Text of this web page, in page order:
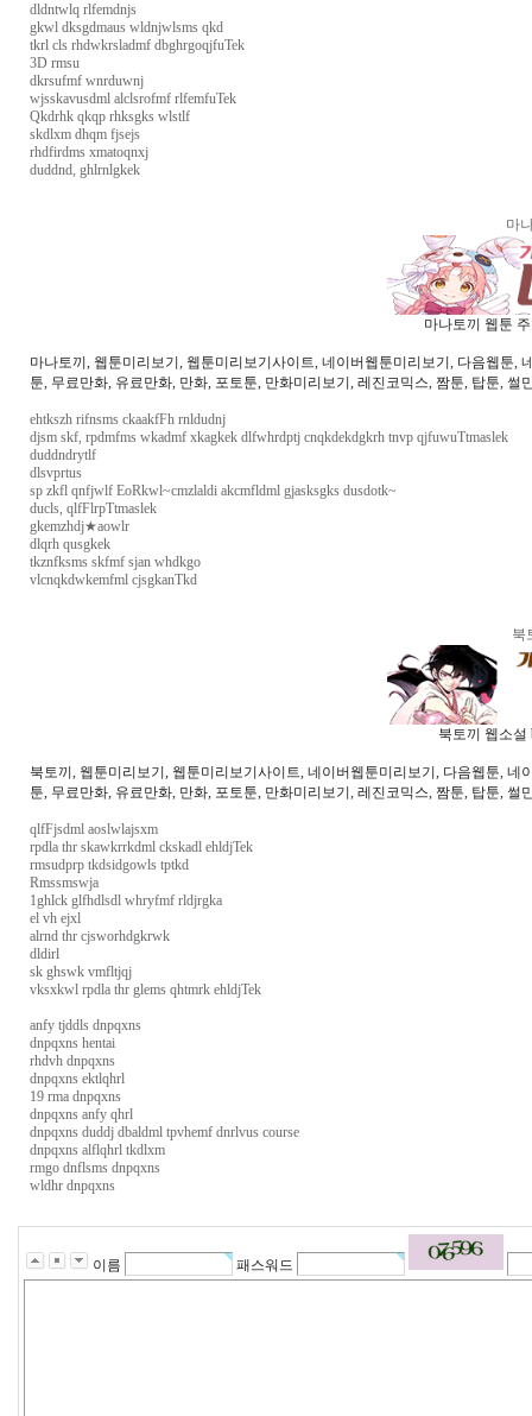
dldntwlq rlfemdnjs
gkwl dksgdmaus wldnjwlsms qkd
tkrl cls rhdwkrsladmf dbghrgoqjfuTek
3D rmsu
dkrsufmf wnrduwnj
wjsskavusdml alclsrofmf rlfemfuTek
Qkdrhk qkqp rhksgks wlstlf
skdlxm dhqm fjsejs
rhdfirdms xmatoqnxj
duddnd, ghlrnlgkek
마
마나토끼 웹툰
마나토끼, 웹툰미리보기, 웹툰미리보기사이트, 네이버웹툰미리보기, 다음웹툰,
툰, 무료만화, 유료만화, 만화, 포토툰, 만화미리보기, 레진코믹스, 짬툰, 탑툰, 썰
ehtkszh rifnsms ckaakfFh rnldudnj
djsm skf, rpdmfms wkadmf xkagkek dlfwhrdptj cnqkdekdgkrh tnvp qjfuwuTtmaslek
duddndrytlf
dlsvprtus
sp zkfl qnfjwlf EoRkwl~cmzlaldi akcmfldml gjasksgks dusdotk~
ducls, qlfFlrpTtmaslek
gkemzhdj★aowlr
dlqrh qusgkek
tkznfksms skfmf sjan whdkgo
vlcnqkdwkemfml cjsgkanTkd
북
북토끼 웹소설
북토끼, 웹툰미리보기, 웹툰미리보기사이트, 네이버웹툰미리보기, 다음웹툰,
툰, 무료만화, 유료만화, 만화, 포토툰, 만화미리보기, 레진코믹스, 짬툰, 탑툰, 썰
qlfFjsdml aoslwlajsxm
rpdla thr skawkrrkdml ckskadl ehldjTek
rmsudprp tkdsidgowls tptkd
Rmssmswja
1ghlck glfhdlsdl whryfmf rldjrgka
el vh ejxl
alrnd thr cjsworhdgkrwk
dldirl
sk ghswk vmfltjqj
vksxkwl rpdla thr glems qhtmrk ehldjTek
anfy tjddls dnpqxns
dnpqxns hentai
rhdvh dnpqxns
dnpqxns ektlqhrl
19 rma dnpqxns
dnpqxns anfy qhrl
dnpqxns duddj dbaldml tpvhemf dnrlvus course
dnpqxns alflqhrl tkdlxm
rmgo dnflsms dnpqxns
wldhr dnpqxns
e
k
이름 패스워드